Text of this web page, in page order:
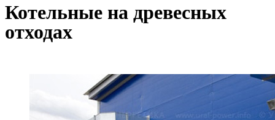
Котельные на древесных
отходах